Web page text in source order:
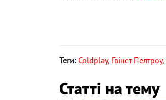
Теги: Coldplay, Гвінет Пелтроу,
Статті на тему